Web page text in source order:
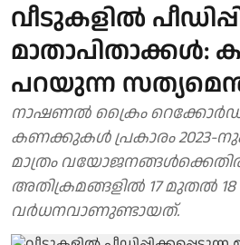
വീടുകളില്‍
പറയുന്ന
നാഷണല്‍ ക്രൈം
കണക്കുകള്‍ പ്രകാരം 2023-
മാത്രം
അതിക്രമങ്ങളില്‍ 17 മുതല്‍
വര്‍ധനവാണുണ്ടായത്.